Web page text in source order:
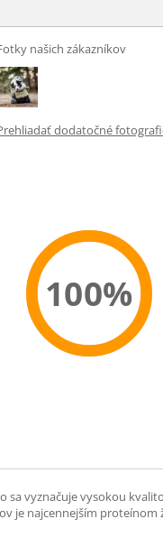
našich zákazníkov
dodatočné
100%
vyznačuje vysokou
najcennejším proteínom